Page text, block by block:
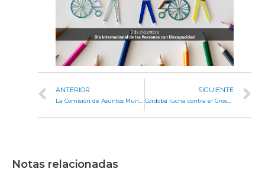
ANTERIOR SIGUIENTE
Córdoba lucha contra el Grooming y protege a sus menores del acoso sexual digital
Notas relacionadas